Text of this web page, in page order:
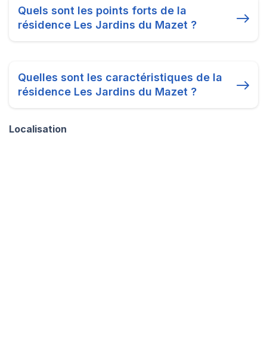
Quels sont les points forts de la
résidence Les Jardins du Mazet ?
Quelles sont les caractéristiques de la
résidence Les Jardins du Mazet ?
Localisation